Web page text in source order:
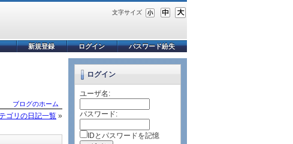
文字サイズ
パスワード紛失
ログイン
新規登録
ブログのホーム
ゴリの日記一覧 »
ログイン
ユーザ名:
パスワード:
IDとパスワードを記憶